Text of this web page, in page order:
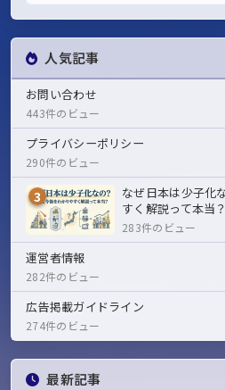
人気記事
お問い合わせ
443件のビュー
プライバシーポリシー
290件のビュー
3
なぜ日本は少子化
すく解説って本当？
283件のビュー
運営者情報
282件のビュー
広告掲載ガイドライン
274件のビュー
最新記事